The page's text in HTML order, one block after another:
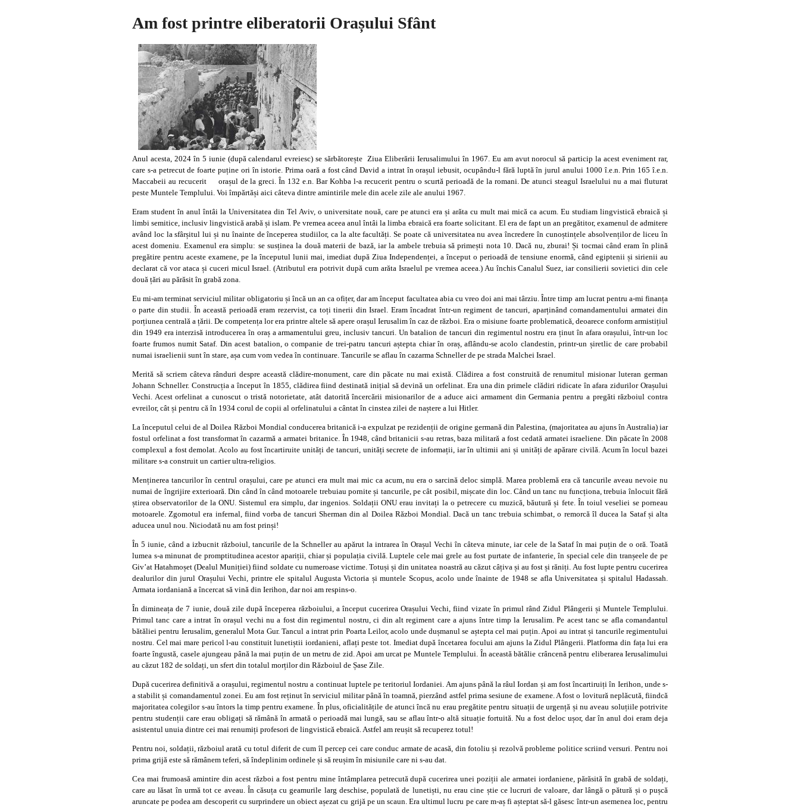
Am fost printre eliberatorii Orașului Sfânt
Anul acesta, 2024 în 5 iunie (după calendarul evreiesc) se sărbătorește Ziua Eliberării Ierusalimului în 1967. Eu am avut norocul să particip la acest eveniment rar,
care s-a petrecut de foarte puține ori în istorie. Prima oară a fost când David a intrat în orașul iebusit, ocupându-l fără luptă în jurul anului 1000 î.e.n. Prin 165 î.e.n.
Maccabeii au recucerit orașul de la greci. În 132 e.n. Bar Kohba l-a recucerit pentru o scurtă perioadă de la romani. De atunci steagul Israelului nu a mai fluturat
peste Muntele Templului. Voi împărtăși aici câteva dintre amintirile mele din acele zile ale anului 1967.
Eram student în anul întâi la Universitatea din Tel Aviv, o universitate nouă, care pe atunci era și arăta cu mult mai mică ca acum. Eu studiam lingvistică ebraică și
limbi semitice, inclusiv lingvistică arabă și islam. Pe vremea aceea anul întâi la limba ebraică era foarte solicitant. El era de fapt un an pregătitor, examenul de admitere
având loc la sfârșitul lui și nu înainte de începerea studiilor, ca la alte facultăți. Se poate că universitatea nu avea încredere în cunoștințele absolvenților de liceu în
acest domeniu. Examenul era simplu: se susținea la două materii de bază, iar la ambele trebuia să primești nota 10. Dacă nu, zburai! Și tocmai când eram în plină
pregătire pentru aceste examene, pe la începutul lunii mai, imediat după Ziua Independenței, a început o perioadă de tensiune enormă, când egiptenii și sirienii au
declarat că vor ataca și cuceri micul Israel. (Atributul era potrivit după cum arăta Israelul pe vremea aceea.) Au închis Canalul Suez, iar consilierii sovietici din cele
două țări au părăsit în grabă zona.
Eu mi-am terminat serviciul militar obligatoriu și încă un an ca ofițer, dar am început facultatea abia cu vreo doi ani mai târziu. Între timp am lucrat pentru a-mi finanța
o parte din studii. În această perioadă eram rezervist, ca toți tinerii din Israel. Eram încadrat într-un regiment de tancuri, aparținând comandamentului armatei din
porțiunea centrală a țării. De competența lor era printre altele să apere orașul Ierusalim în caz de război. Era o misiune foarte problematică, deoarece conform armistițiul
din 1949 era interzisă introducerea în oraș a armamentului greu, inclusiv tancuri. Un batalion de tancuri din regimentul nostru era ținut în afara orașului, într-un loc
foarte frumos numit Sataf. Din acest batalion, o companie de trei-patru tancuri aștepta chiar în oraș, aflându-se acolo clandestin, printr-un șiretlic de care probabil
numai israelienii sunt în stare, așa cum vom vedea în continuare. Tancurile se aflau în cazarma Schneller de pe strada Malchei Israel.
Merită să scriem câteva rânduri despre această clădire-monument, care din păcate nu mai există. Clădirea a fost construită de renumitul misionar luteran german
Johann Schneller. Construcția a început în 1855, clădirea fiind destinată inițial să devină un orfelinat. Era una din primele clădiri ridicate în afara zidurilor Orașului
Vechi. Acest orfelinat a cunoscut o tristă notorietate, atât datorită încercării misionarilor de a aduce aici armament din Germania pentru a pregăti războiul contra
evreilor, cât și pentru că în 1934 corul de copii al orfelinatului a cântat în cinstea zilei de naștere a lui Hitler.
La începutul celui de al Doilea Război Mondial conducerea britanică i-a expulzat pe rezidenții de origine germană din Palestina, (majoritatea au ajuns în Australia) iar
fostul orfelinat a fost transformat în cazarmă a armatei britanice. În 1948, când britanicii s-au retras, baza militară a fost cedată armatei israeliene. Din păcate în 2008
complexul a fost demolat. Acolo au fost încartiruite unități de tancuri, unități secrete de informații, iar în ultimii ani și unități de apărare civilă. Acum în locul bazei
militare s-a construit un cartier ultra-religios.
Menținerea tancurilor în centrul orașului, care pe atunci era mult mai mic ca acum, nu era o sarcină deloc simplă. Marea problemă era că tancurile aveau nevoie nu
numai de îngrijire exterioară. Din când în când motoarele trebuiau pornite și tancurile, pe cât posibil, mișcate din loc. Când un tanc nu funcționa, trebuia înlocuit fără
știrea observatorilor de la ONU. Sistemul era simplu, dar ingenios. Soldații ONU erau invitați la o petrecere cu muzică, băutură și fete. În toiul veseliei se porneau
motoarele. Zgomotul era infernal, fiind vorba de tancuri Sherman din al Doilea Război Mondial. Dacă un tanc trebuia schimbat, o remorcă îl ducea la Sataf și alta
aducea unul nou. Niciodată nu am fost prinși!
În 5 iunie, când a izbucnit războiul, tancurile de la Schneller au apărut la intrarea în Orașul Vechi în câteva minute, iar cele de la Sataf în mai puțin de o oră. Toată
lumea s-a minunat de promptitudinea acestor apariții, chiar și populația civilă. Luptele cele mai grele au fost purtate de infanterie, în special cele din tranșeele de pe
Giv’at Hatahmoșet (Dealul Muniției) fiind soldate cu numeroase victime. Totuși și din unitatea noastră au căzut câțiva și au fost și răniți. Au fost lupte pentru cucerirea
dealurilor din jurul Orașului Vechi, printre ele spitalul Augusta Victoria și muntele Scopus, acolo unde înainte de 1948 se afla Universitatea și spitalul Hadassah.
Armata iordaniană a încercat să vină din Ierihon, dar noi am respins-o.
În dimineața de 7 iunie, două zile după începerea războiului, a început cucerirea Orașului Vechi, fiind vizate în primul rând Zidul Plângerii și Muntele Templului.
Primul tanc care a intrat în orașul vechi nu a fost din regimentul nostru, ci din alt regiment care a ajuns între timp la Ierusalim. Pe acest tanc se afla comandantul
bătăliei pentru Ierusalim, generalul Mota Gur. Tancul a intrat prin Poarta Leilor, acolo unde dușmanul se aștepta cel mai puțin. Apoi au intrat și tancurile regimentului
nostru. Cel mai mare pericol l-au constituit lunetiștii iordanieni, aflați peste tot. Imediat după încetarea focului am ajuns la Zidul Plângerii. Platforma din fața lui era
foarte îngustă, casele ajungeau până la mai puțin de un metru de zid. Apoi am urcat pe Muntele Templului. În această bătălie crâncenă pentru eliberarea Ierusalimului
au căzut 182 de soldați, un sfert din totalul morților din Războiul de Șase Zile.
După cucerirea definitivă a orașului, regimentul nostru a continuat luptele pe teritoriul Iordaniei. Am ajuns până la râul Iordan și am fost încartiruiți în Ierihon, unde s-
a stabilit și comandamentul zonei. Eu am fost reținut în serviciul militar până în toamnă, pierzând astfel prima sesiune de examene. A fost o lovitură neplăcută, fiindcă
majoritatea colegilor s-au întors la timp pentru examene. În plus, oficialitățile de atunci încă nu erau pregătite pentru situații de urgență și nu aveau soluțiile potrivite
pentru studenții care erau obligați să rămână în armată o perioadă mai lungă, sau se aflau într-o altă situație fortuită. Nu a fost deloc ușor, dar în anul doi eram deja
asistentul unuia dintre cei mai renumiți profesori de lingvistică ebraică. Astfel am reușit să recuperez totul!
Pentru noi, soldații, războiul arată cu totul diferit de cum îl percep cei care conduc armate de acasă, din fotoliu și rezolvă probleme politice scriind versuri. Pentru noi
prima grijă este să rămânem teferi, să îndeplinim ordinele și să reușim în misiunile care ni s-au dat.
Cea mai frumoasă amintire din acest război a fost pentru mine întâmplarea petrecută după cucerirea unei poziții ale armatei iordaniene, părăsită în grabă de soldați,
care au lăsat în urmă tot ce aveau. În căsuța cu geamurile larg deschise, populată de lunetiști, nu erau cine știe ce lucruri de valoare, dar lângă o pătură și o pușcă
aruncate pe podea am descoperit cu surprindere un obiect așezat cu grijă pe un scaun. Era ultimul lucru pe care m-aș fi așteptat să-l găsesc într-un asemenea loc, pentru